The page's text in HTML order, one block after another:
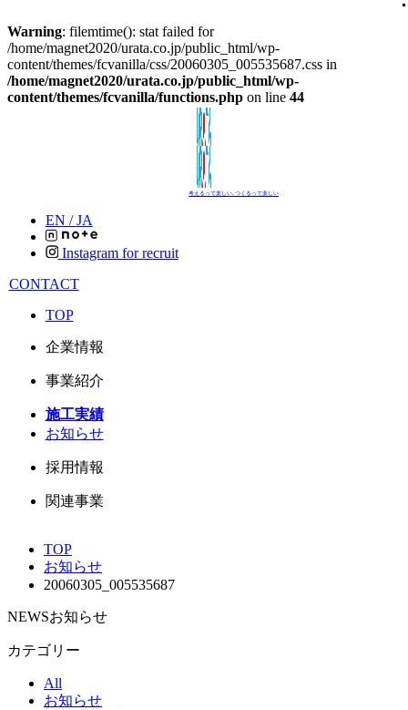
Warning: filemtime(): stat failed for
/home/magnet2020/urata.co.jp/public_html/wp-
content/themes/fcvanilla/css/20060305_005535687.css in
/home/magnet2020/urata.co.jp/public_html/wp-
content/themes/fcvanilla/functions.php on line 44
考えるって楽しい､つくるって楽しい
EN /JA
Instagram for recruit
CONTACT
TOP
企業情報
事業紹介
施工実績
お知らせ
採用情報
関連事業
TOP
お知らせ
20060305_005535687
NEWSお知らせ
カテゴリー
All
お知らせ